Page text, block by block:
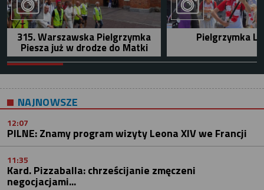
315. Warszawska Pielgrzymka
Piesza już w drodze do Matki
Pielgrzymka
NAJNOWSZE
12:07
PILNE: Znamy program wizyty Leona XIV we Francji
11:35
Kard. Pizzaballa: chrześcijanie zmęczeni
negocjacjami...